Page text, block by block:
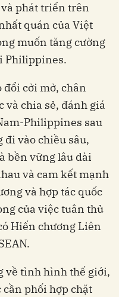
phát triển trên
quán của Việt
muốn tăng cường
Philippines.
cởi mở, chân
chia sẻ, đánh giá
Philippines sau
đi vào chiều sâu,
bền vững lâu dài
và cam kết mạnh
và hợp tác quốc
của việc tuân thủ
Hiến chương Liên
về tình hình thế giới,
phối hợp chặt